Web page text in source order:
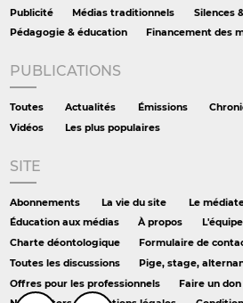
Publicité
Médias traditionnels
Silences
Pédagogie & éducation
Financement des
PUBLICATIONS
Toutes Actualités Émissions
Vidéos
Les plus populaires
SITE
Abonnements La vie du site Le
Éducation aux médias
À propos L'équipe
Charte déontologique
Formulaire de
Toutes les discussions
Pige, stage,
Offres pour les professionnels
Faire un